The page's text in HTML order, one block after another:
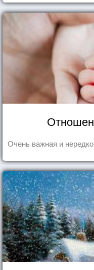
Очень важная и